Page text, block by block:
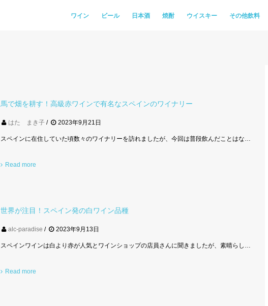
ワイン ビール 日本酒 焼酎 ウイスキー その他飲料
馬で畑を耕す！高級赤ワインで有名なスペインのワイナリー
はた まき子 2023年9月21日
スペインに在住していた頃数々のワイナリーを訪れましたが、今回は普段飲んだことはな…
Read more
世界が注目！スペイン発の白ワイン品種
alc-paradise 2023年9月13日
スペインワインは白より赤が人気とワインショップの店員さんに聞きましたが、素晴らし…
Read more